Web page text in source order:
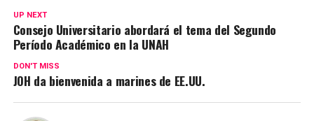
UP NEXT
Consejo Universitario abordará el tema del Segundo
Período Académico en la UNAH
DON'T MISS
JOH da bienvenida a marines de EE.UU.